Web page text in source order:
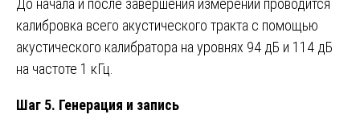
До начала и после завершения измерений проводится
калибровка всего акустического тракта с помощью
акустического калибратора на уровнях 94 дБ и 114 дБ
на частоте 1 кГц.
Шаг 5. Генерация и запись